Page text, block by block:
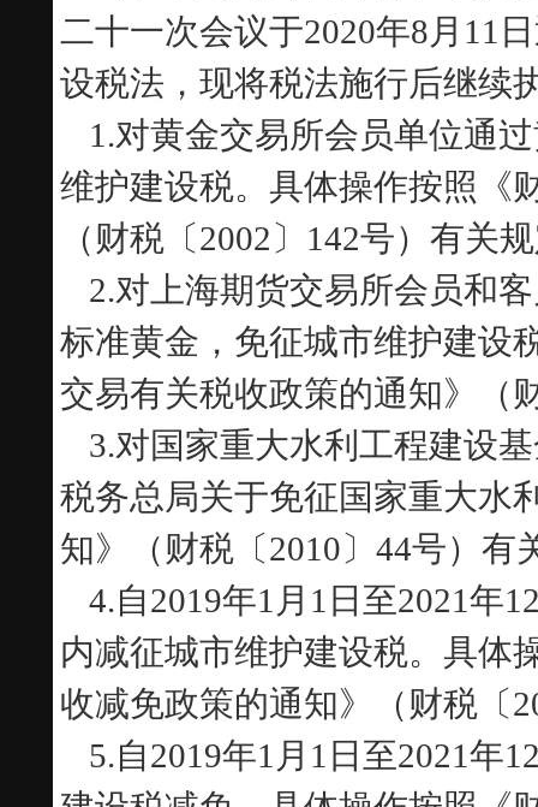
二十一次会议于2020年8月11
设税法，现将税法施行后继续
1.对黄金交易所会员单位通
维护建设税。具体操作按照《
（财税〔2002〕142号）有关
2.对上海期货交易所会员和
标准黄金，免征城市维护建设
交易有关税收政策的通知》（
3.对国家重大水利工程建设
税务总局关于免征国家重大水
知》（财税〔2010〕44号）有
4.自2019年1月1日至2021年
内减征城市维护建设税。具体
收减免政策的通知》（财税〔
5.自2019年1月1日至2021年